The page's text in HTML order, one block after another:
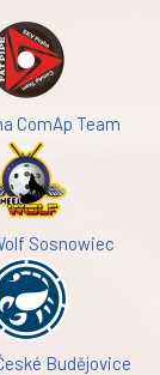
ComAp Team
Sosnowiec
Budějovice